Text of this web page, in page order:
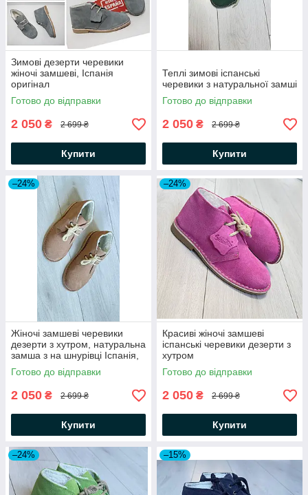
Зимові дезерти черевики
жіночі замшеві, Іспанія
оригінал
Готово до відправки
2 050 ₴ 2 699 ₴
Купити
Теплі зимові іспанські
черевики з натуральної замші
Готово до відправки
2 050 ₴ 2 699 ₴
Купити
–24%
Жіночі замшеві черевики
дезерти з хутром, натуральна
замша з на шнурівці Іспанія,
оригінал
Готово до відправки
2 050 ₴ 2 699 ₴
Купити
–24%
Красиві жіночі замшеві
іспанські черевики дезерти з
хутром
Готово до відправки
2 050 ₴ 2 699 ₴
Купити
–24% –15%